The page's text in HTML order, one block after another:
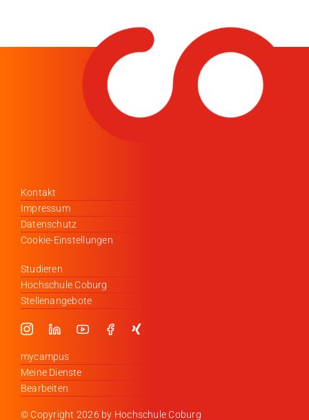
Kontakt
Impressum
Datenschutz
Cookie-Einstellungen
Studieren
Hochschule Coburg
Stellenangebote
mycampus
Meine Dienste
Bearbeiten
© Copyright 2026 by Hochschule Coburg